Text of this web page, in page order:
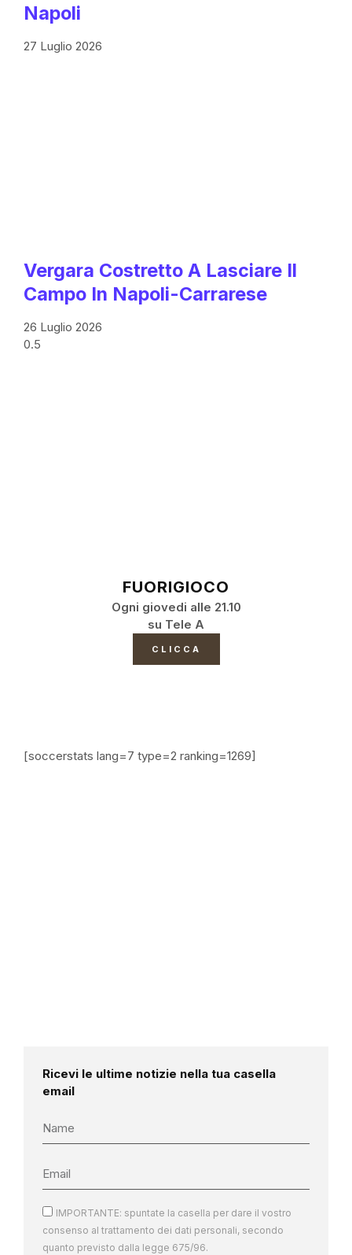
Napoli
27 Luglio 2026
Vergara Costretto A Lasciare Il
Campo In Napoli-Carrarese
26 Luglio 2026
FUORIGIOCO
Ogni giovedi alle 21.10
su Tele A
CLICCA
[soccerstats lang=7 type=2 ranking=1269]
Ricevi le ultime notizie nella tua casella
email
IMPORTANTE: spuntate la casella per dare il vostro
consenso al trattamento dei dati personali, secondo
quanto previsto dalla legge 675/96.